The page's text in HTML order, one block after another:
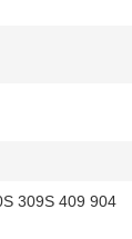
309S 409 904